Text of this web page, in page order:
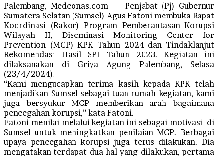
Palembang, Medconas.com — Penjabat (Pj) Gubernur
Sumatera Selatan (Sumsel) Agus Fatoni membuka Rapat
Koordinasi (Rakor) Program Pemberantasan Korupsi
Wilayah II, Diseminasi Monitoring Center for
Prevention (MCP) KPK Tahun 2024 dan Tindaklanjut
Rekomendasi Hasil SPI Tahun 2023. Kegiatan ini
dilaksanakan di Griya Agung Palembang, Selasa
(23/4/2024).
“Kami mengucapkan terima kasih kepada KPK telah
menjadikan Sumsel sebagai tuan rumah kegiatan, kami
juga bersyukur MCP memberikan arah bagaimana
pencegahan korupsi,” kata Fatoni.
Fatoni menilai melalui kegiatan ini sebagai motivasi di
Sumsel untuk meningkatkan penilaian MCP. Berbagai
upaya pencegahan korupsi juga terus dilakukan. Dia
mengatakan terdapat dua hal yang dilakukan, pertama